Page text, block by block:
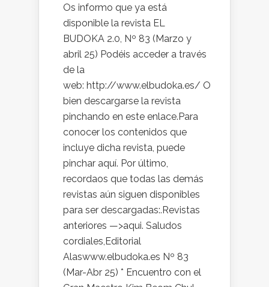
Os informo que ya está
disponible la revista EL
BUDOKA 2.0, Nº 83 (Marzo y
abril 25) Podéis acceder a través
de la
web: http://www.elbudoka.es/ O
bien descargarse la revista
pinchando en este enlace.Para
conocer los contenidos que
incluye dicha revista, puede
pinchar aquí. Por último,
recordaos que todas las demás
revistas aún siguen disponibles
para ser descargadas:.Revistas
anteriores —>aqui. Saludos
cordiales,Editorial
Alaswww.elbudoka.es Nº 83
(Mar-Abr 25) * Encuentro con el